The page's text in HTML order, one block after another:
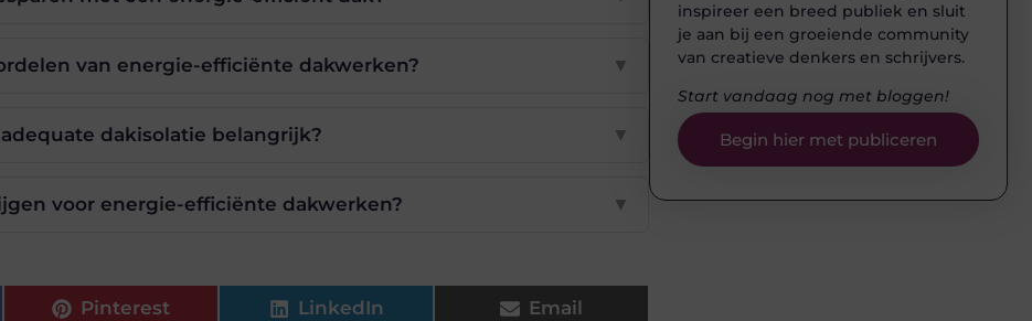
van energie-efficiënte dakwerken? ▼
dakisolatie belangrijk? ▼
voor energie-efficiënte dakwerken? ▼
Pinterest LinkedIn Email
inspireer een breed publiek en sluit
je aan bij een groeiende community
van creatieve denkers en schrijvers.
Start vandaag nog met bloggen!
Begin hier met publiceren